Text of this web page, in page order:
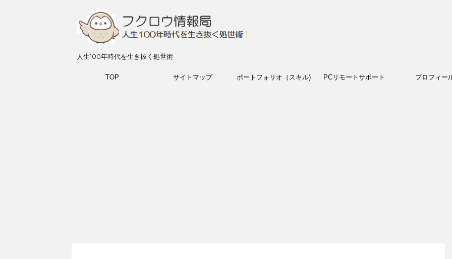
人生100年時代を生き抜く処世術
TOP サイトマップ ポートフォリオ（スキル) PCリモートサポート プロフィー